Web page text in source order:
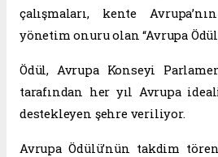
çalışmaları, kente
yönetim onuru olan “Avrupa
Ödül, Avrupa Konseyi
tarafından her yıl Avrupa
destekleyen şehre veriliyor.
Avrupa Ödülü’nün takdim